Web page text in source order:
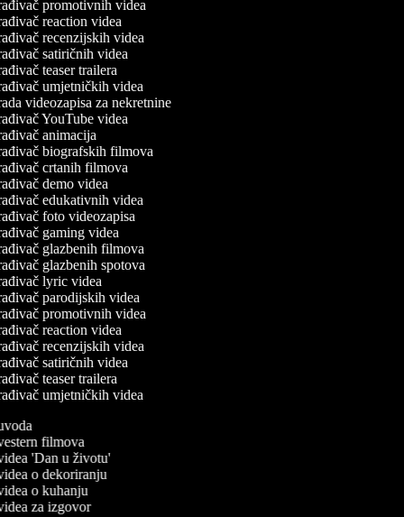
promotivnih videa
reaction videa
recenzijskih videa
satiričnih videa
teaser trailera
umjetničkih videa
videozapisa za nekretnine
YouTube videa
animacija
biografskih filmova
crtanih filmova
demo videa
edukativnih videa
foto videozapisa
gaming videa
glazbenih filmova
glazbenih spotova
lyric videa
parodijskih videa
promotivnih videa
reaction videa
recenzijskih videa
satiričnih videa
teaser trailera
umjetničkih videa
filmova
'Dan u životu'
o dekoriranju
o kuhanju
za izgovor